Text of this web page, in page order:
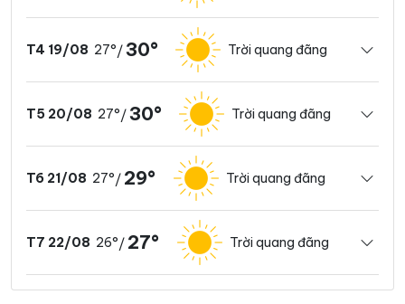
T4 19/08 27°/ 30° Trời quang đãng
T5 20/08 27°/ 30° Trời quang đãng
T6 21/08 27°/ 29° Trời quang đãng
T7 22/08 26°/ 27° Trời quang đãng